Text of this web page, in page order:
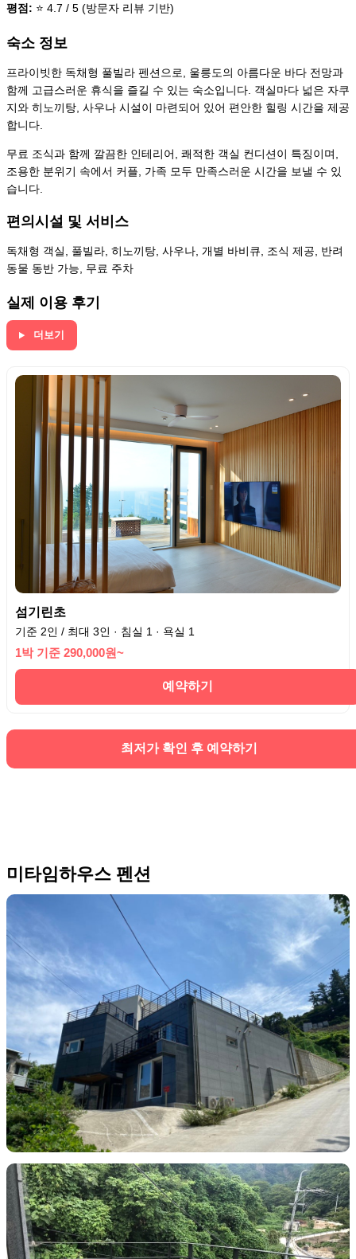
평점: ⭐ 4.7 / 5 (방문자 리뷰 기반)
숙소 정보
프라이빗한 독채형 풀빌라 펜션으로, 울릉도의 아름다운 바다 전망과
함께 고급스러운 휴식을 즐길 수 있는 숙소입니다. 객실마다 넓은 자쿠
지와 히노끼탕, 사우나 시설이 마련되어 있어 편안한 힐링 시간을 제공
합니다.
무료 조식과 함께 깔끔한 인테리어, 쾌적한 객실 컨디션이 특징이며,
조용한 분위기 속에서 커플, 가족 모두 만족스러운 시간을 보낼 수 있
습니다.
편의시설 및 서비스
독채형 객실, 풀빌라, 히노끼탕, 사우나, 개별 바비큐, 조식 제공, 반려
동물 동반 가능, 무료 주차
실제 이용 후기
더보기
섬기린초
기준 2인 / 최대 3인 · 침실 1 · 욕실 1
1박 기준 290,000원~
예약하기
최저가 확인 후 예약하기
미타임하우스 펜션